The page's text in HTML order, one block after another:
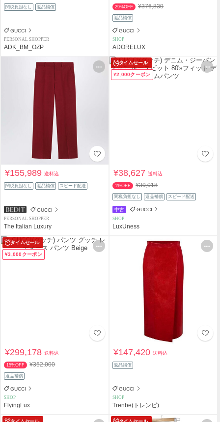
関税負担なし 返品補償
GUCCI
PERSONAL SHOPPER
ADK_BM_OZP
29%OFF ¥376,830
返品補償
GUCCI
SHOP
ADORELUX
¥155,989送料込
関税負担なし 返品補償 スピード配送
GUCCI
PERSONAL SHOPPER
The Italian Luxury
タイムセール
¥2,000クーポン
¥38,627送料込
1%OFF ¥39,018
関税負担なし 返品補償 スピード配送
中古 GUCCI
SHOP
LuxUness
タイムセール
¥3,000クーポン
¥299,178送料込
15%OFF ¥352,000
返品補償
GUCCI
SHOP
FlyingLux
¥147,420送料込
返品補償
GUCCI
SHOP
Trenbe(トレンビ)